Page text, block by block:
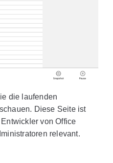
die laufenden
Diese Seite ist
von Office
relevant.